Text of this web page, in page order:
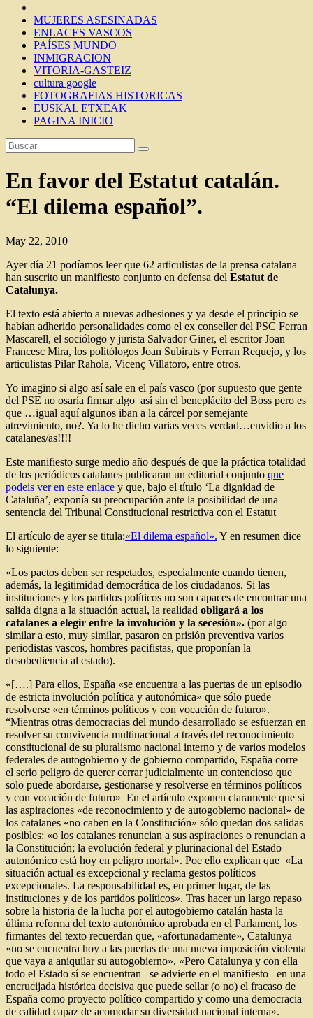
MUJERES ASESINADAS
ENLACES VASCOS
PAÍSES MUNDO
INMIGRACION
VITORIA-GASTEIZ
cultura google
FOTOGRAFIAS HISTORICAS
EUSKAL ETXEAK
PAGINA INICIO
En favor del Estatut catalán.
“El dilema español”.
May 22, 2010
Ayer día 21 podíamos leer que 62 articulistas de la prensa catalana
han suscrito un manifiesto conjunto en defensa del Estatut de
Catalunya.
El texto está abierto a nuevas adhesiones y ya desde el principio se
habían adherido personalidades como el ex conseller del PSC Ferran
Mascarell, el sociólogo y jurista Salvador Giner, el escritor Joan
Francesc Mira, los politólogos Joan Subirats y Ferran Requejo, y los
articulistas Pilar Rahola, Vicenç Villatoro, entre otros.
Yo imagino si algo así sale en el país vasco (por supuesto que gente
del PSE no osaría firmar algo así sin el beneplácito del Boss pero es
que …igual aquí algunos iban a la cárcel por semejante
atrevimiento, no?. Ya lo he dicho varias veces verdad…envidio a los
catalanes/as!!!!
Este manifiesto surge medio año después de que la práctica totalidad
de los periódicos catalanes publicaran un editorial conjunto que
podeis ver en este enlace y que, bajo el título ‘La dignidad de
Cataluña’, exponía su preocupación ante la posibilidad de una
sentencia del Tribunal Constitucional restrictiva con el Estatut
El artículo de ayer se titula:«El dilema español». Y en resumen dice
lo siguiente:
«Los pactos deben ser respetados, especialmente cuando tienen,
además, la legitimidad democrática de los ciudadanos. Si las
instituciones y los partidos políticos no son capaces de encontrar una
salida digna a la situación actual, la realidad obligará a los
catalanes a elegir entre la involución y la secesión». (por algo
similar a esto, muy similar, pasaron en prisión preventiva varios
periodistas vascos, hombres pacifistas, que proponían la
desobediencia al estado).
«[….] Para ellos, España «se encuentra a las puertas de un episodio
de estricta involución política y autonómica» que sólo puede
resolverse «en términos políticos y con vocación de futuro».
“Mientras otras democracias del mundo desarrollado se esfuerzan en
resolver su convivencia multinacional a través del reconocimiento
constitucional de su pluralismo nacional interno y de varios modelos
federales de autogobierno y de gobierno compartido, España corre
el serio peligro de querer cerrar judicialmente un contencioso que
solo puede abordarse, gestionarse y resolverse en términos políticos
y con vocación de futuro» En el artículo exponen claramente que si
las aspiraciones «de reconocimiento y de autogobierno nacional» de
los catalanes «no caben en la Constitución» sólo quedan dos salidas
posibles: «o los catalanes renuncian a sus aspiraciones o renuncian a
la Constitución; la evolución federal y plurinacional del Estado
autonómico está hoy en peligro mortal». Poe ello explican que «La
situación actual es excepcional y reclama gestos políticos
excepcionales. La responsabilidad es, en primer lugar, de las
instituciones y de los partidos políticos». Tras hacer un largo repaso
sobre la historia de la lucha por el autogobierno catalán hasta la
última reforma del texto autonómico aprobada en el Parlament, los
firmantes del texto recuerdan que, «afortunadamente», Catalunya
«no se encuentra hoy a las puertas de una nueva imposición violenta
que vaya a aniquilar su autogobierno». «Pero Catalunya y con ella
todo el Estado sí se encuentran –se advierte en el manifiesto– en una
encrucijada histórica decisiva que puede sellar (o no) el fracaso de
España como proyecto político compartido y como una democracia
de calidad capaz de acomodar su diversidad nacional interna».